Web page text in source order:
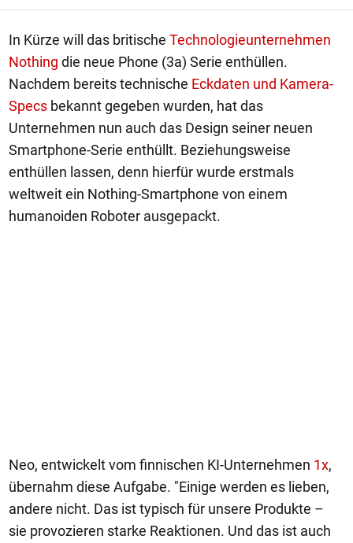
In Kürze will das britische Technologieunternehmen
Nothing die neue Phone (3a) Serie enthüllen.
Nachdem bereits technische Eckdaten und Kamera-
Specs bekannt gegeben wurden, hat das
Unternehmen nun auch das Design seiner neuen
Smartphone-Serie enthüllt. Beziehungsweise
enthüllen lassen, denn hierfür wurde erstmals
weltweit ein Nothing-Smartphone von einem
humanoiden Roboter ausgepackt.
Neo, entwickelt vom finnischen KI-Unternehmen 1x,
übernahm diese Aufgabe. "Einige werden es lieben,
andere nicht. Das ist typisch für unsere Produkte –
sie provozieren starke Reaktionen. Und das ist auch